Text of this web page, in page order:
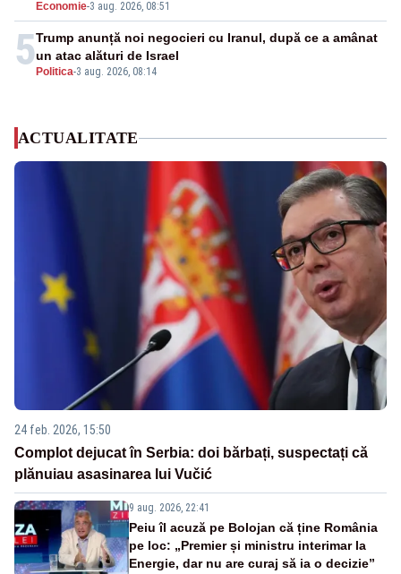
Economie-3 aug. 2026, 08:51
5 Politica-3 aug. 2026, 08:14
Trump anunță noi negocieri cu Iranul, după ce a amânat
un atac alături de Israel
ACTUALITATE
24 feb. 2026, 15:50
Complot dejucat în Serbia: doi bărbați, suspectați că
plănuiau asasinarea lui Vučić
9 aug. 2026, 22:41
Peiu îl acuză pe Bolojan că ține România
pe loc: „Premier și ministru interimar la
Energie, dar nu are curaj să ia o decizie”